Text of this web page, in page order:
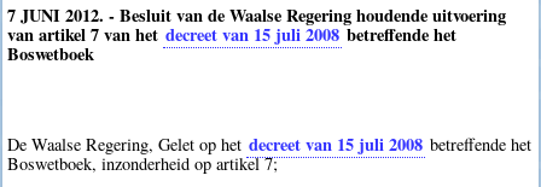
7 JUNI 2012. - Besluit van de Waalse Regering houdende uitvoering
van artikel 7 van het decreet van 15 juli 2008 betreffende het
Boswetboek
De Waalse Regering, Gelet op het decreet van 15 juli 2008 betreffende het
Boswetboek, inzonderheid op artikel 7;